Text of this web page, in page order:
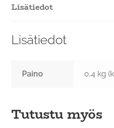
Lisätiedot
Lisätiedot
Paino 0,4 kg
Tutustu myös